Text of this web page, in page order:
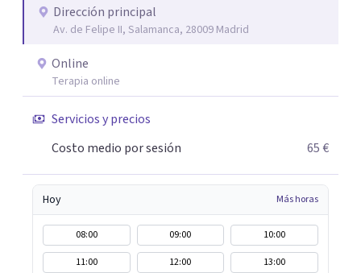
Dirección principal
Av. de Felipe II, Salamanca, 28009 Madrid
Online
Terapia online
Servicios y precios
Costo medio por sesión
65 €
Hoy Más horas
08:00 09:00
10:00
11:00
12:00 13:00